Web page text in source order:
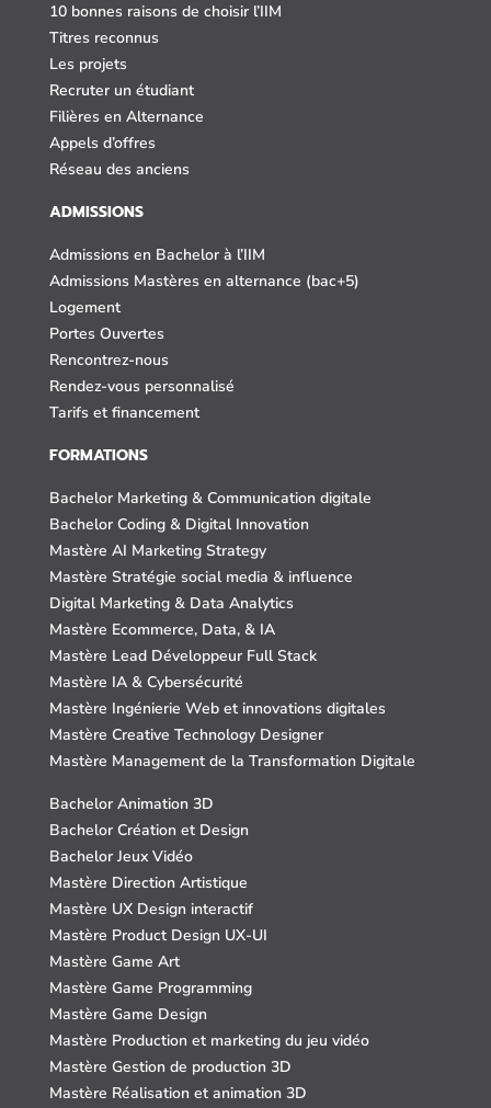
10 bonnes raisons de choisir l’IIM
Titres reconnus
Les projets
Recruter un étudiant
Filières en Alternance
Appels d’offres
Réseau des anciens
ADMISSIONS
Admissions en Bachelor à l’IIM
Admissions Mastères en alternance (bac+5)
Logement
Portes Ouvertes
Rencontrez-nous
Rendez-vous personnalisé
Tarifs et financement
FORMATIONS
Bachelor Marketing & Communication digitale
Bachelor Coding & Digital Innovation
Mastère AI Marketing Strategy
Mastère Stratégie social media & influence
Digital Marketing & Data Analytics
Mastère Ecommerce, Data, & IA
Mastère Lead Développeur Full Stack
Mastère IA & Cybersécurité
Mastère Ingénierie Web et innovations digitales
Mastère Creative Technology Designer
Mastère Management de la Transformation Digitale
Bachelor Animation 3D
Bachelor Création et Design
Bachelor Jeux Vidéo
Mastère Direction Artistique
Mastère UX Design interactif
Mastère Product Design UX-UI
Mastère Game Art
Mastère Game Programming
Mastère Game Design
Mastère Production et marketing du jeu vidéo
Mastère Gestion de production 3D
Mastère Réalisation et animation 3D